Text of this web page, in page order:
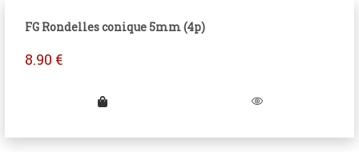
FG Rondelles conique 5mm (4p)
8.90 €